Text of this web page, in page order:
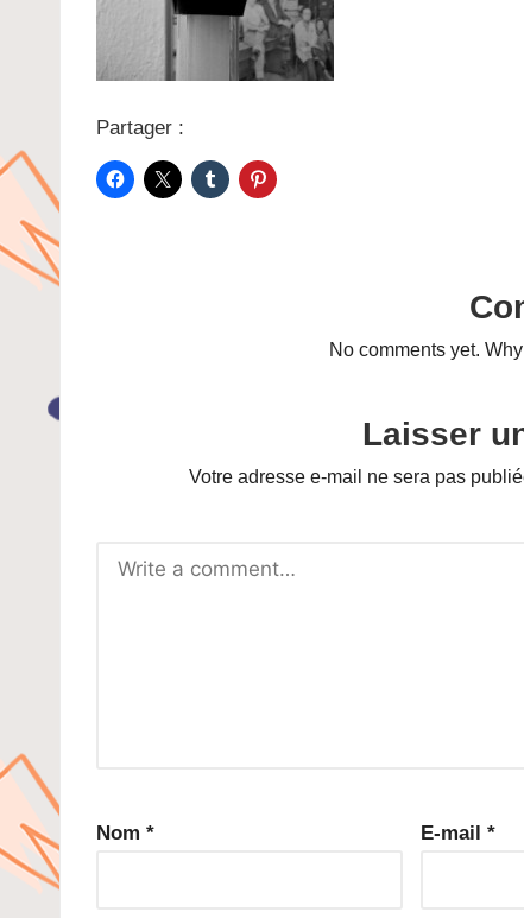
Partager :
No comments yet.
Laisser
Votre adresse e-mail ne sera pas
Nom * E-mail *